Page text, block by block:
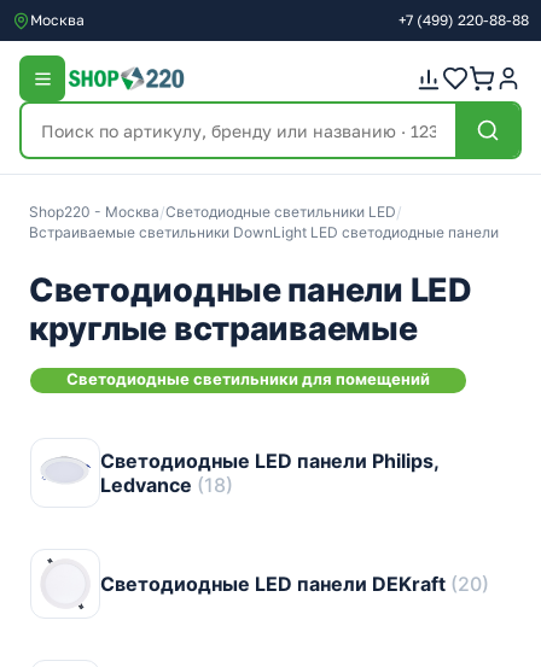
Москва +7 (499) 220-88-88
Shop220 - Москва/Светодиодные светильники LED/
Встраиваемые светильники DownLight LED светодиодные панели
Светодиодные панели LED
круглые встраиваемые
Светодиодные cветильники для помещений
Светодиодные LED панели Philips,
Ledvance (18)
Светодиодные LED панели DEKraft (20)